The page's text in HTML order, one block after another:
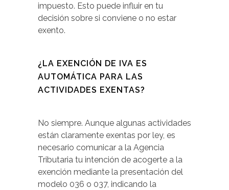
impuesto. Esto puede influir en tu
decisión sobre si conviene o no estar
exento.
¿LA EXENCIÓN DE IVA ES
AUTOMÁTICA PARA LAS
ACTIVIDADES EXENTAS?
No siempre. Aunque algunas actividades
están claramente exentas por ley, es
necesario comunicar a la Agencia
Tributaria tu intención de acogerte a la
exención mediante la presentación del
modelo 036 o 037, indicando la